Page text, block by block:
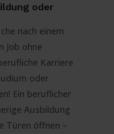
oder
nach einem
Job ohne
Karriere
oder
Ein beruflicher
Ausbildung
Türen öffnen –